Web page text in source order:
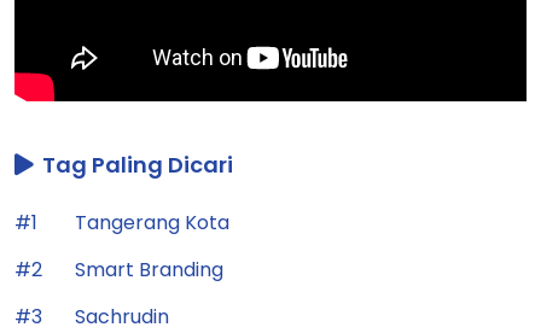
Tag Paling Dicari
#1
Tangerang Kota
#2
Smart Branding
#3
Sachrudin